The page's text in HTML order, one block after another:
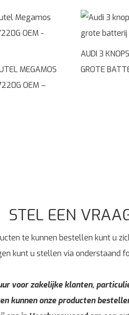
MEGAMOS
OEM –
AUDI 3
GROTE
STEL EEN
te kunnen bestellen kunt u
kunt u stellen via onderstaand
voor zakelijke klanten,
kunnen onze producten